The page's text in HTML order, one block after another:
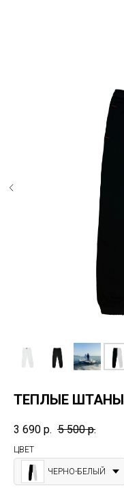
ТЕПЛЫЕ ШТАНЫ
3 690 р. 5 500 р.
ЦВЕТ
ЧЕРНО-БЕЛЫЙ